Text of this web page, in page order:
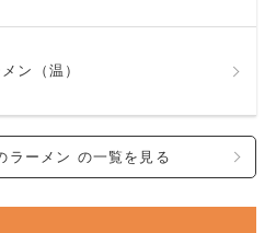
ン（温）
レシピ： そのほかのラーメン の一覧を見る